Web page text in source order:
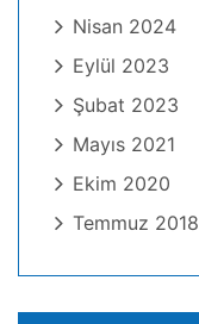
Nisan 2024
Eylül 2023
Şubat 2023
Mayıs 2021
Ekim 2020
Temmuz 2018